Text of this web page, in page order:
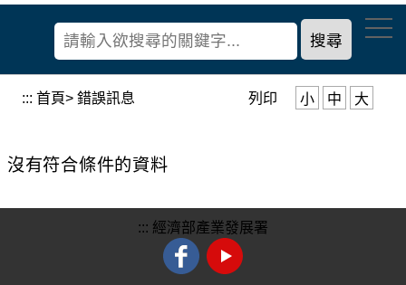
內
署
::: 首頁> 錯誤訊息 小 中 大
列印
沒有符合條件的資料
::: 經濟部產業發展署